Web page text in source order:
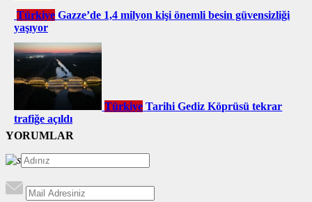
Türkiye Gazze’de 1,4 milyon kişi önemli besin güvensizliği
yaşıyor
Türkiye Tarihi Gediz Köprüsü tekrar
trafiğe açıldı
YORUMLAR